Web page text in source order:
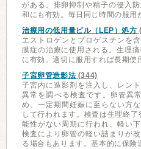
がある。排卵抑制や精子の侵入
和にも有効。毎日同じ時間の服用
治療用の低用量ピル（LEP）処方
エストロゲンとプロゲスチンを
膜症の治療に使用される。生理
に有効。適切に服用すれば長期使
子宮卵管造影法 (344)
子宮内に造影剤を注入し、レン
異常を調べる検査です。卵管異
め、一定期間妊娠に至らない方
して行われます。検査は生理終
能性がない周期に行われ、軽い
検査により卵管の軽い詰まりが
る場合もあります。基本的に保険